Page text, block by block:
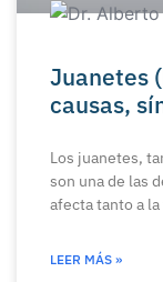
Juanetes
causas,
Los juanetes,
son una de las
afecta tanto a
LEER MÁS »